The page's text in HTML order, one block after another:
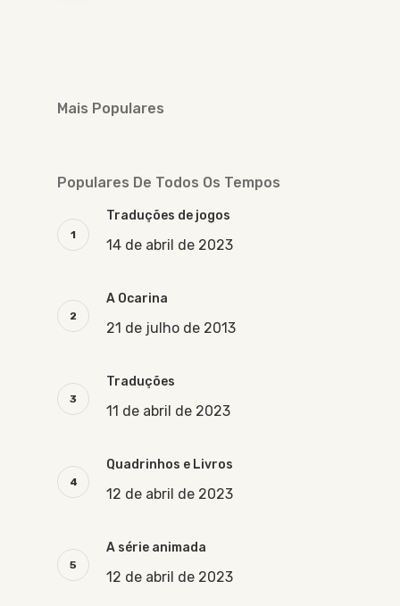
Mais Populares
Populares De Todos Os Tempos
Traduções de jogos
14 de abril de 2023
A Ocarina
21 de julho de 2013
Traduções
11 de abril de 2023
Quadrinhos e Livros
12 de abril de 2023
A série animada
12 de abril de 2023